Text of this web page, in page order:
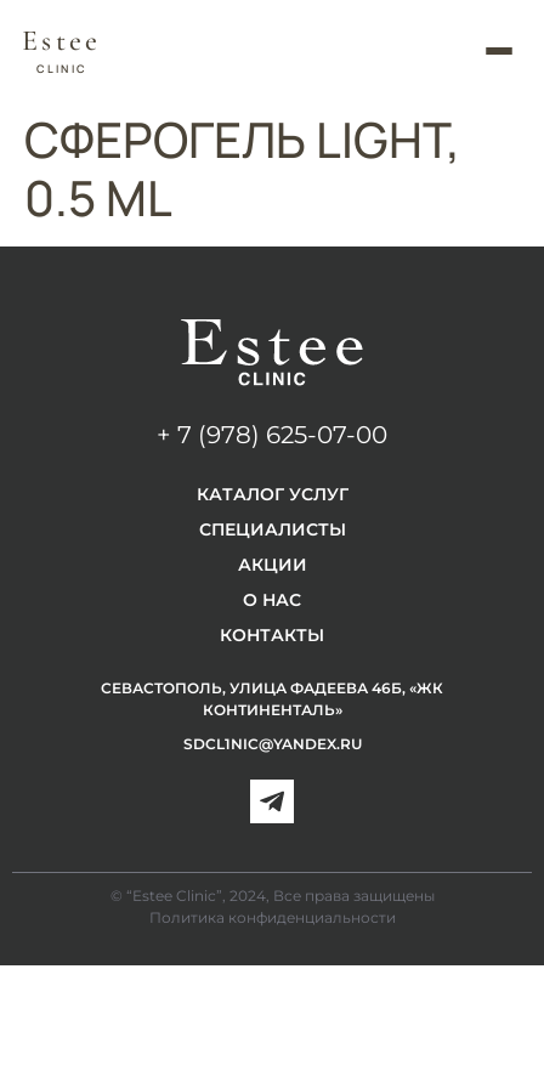
Estee
CLINIC
СФЕРОГЕЛЬ LIGHT,
0.5 ML
КАТАЛОГ УСЛУГ
СПЕЦИАЛИСТЫ
АКЦИИ
О НАС
КОНТАКТЫ
+ 7 (978) 625-07-00
СЕВАСТОПОЛЬ, УЛИЦА ФАДЕЕВА 46Б, «ЖК
КОНТИНЕНТАЛЬ»
SDCL1NIC@YANDEX.RU
© “Estee Clinic”, 2024, Все права защищены
Политика конфиденциальности